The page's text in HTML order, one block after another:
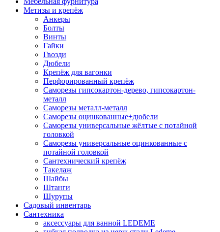
Метизы и крепёж
Анкеры
Болты
Винты
Гайки
Гвозди
Дюбели
Крепёж для вагонки
Перфорированный крепёж
Саморезы гипсокартон-дерево, гипсокартон-
металл
Саморезы металл-металл
Саморезы оцинкованные+дюбели
Саморезы универсальные жёлтые с потайной
головкой
Саморезы универсальные оцинкованные с
потайной головкой
Сантехнический крепёж
Такелаж
Шайбы
Штанги
Шурупы
Садовый инвентарь
Сантехника
аксессуары для ванной LEDEME